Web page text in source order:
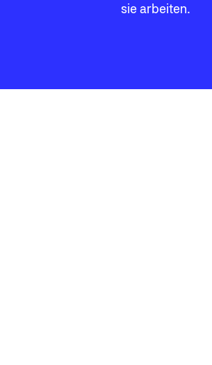
sie arbeiten.